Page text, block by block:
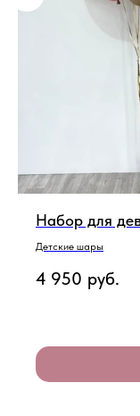
Набор для
Детские шары
4 950 руб.